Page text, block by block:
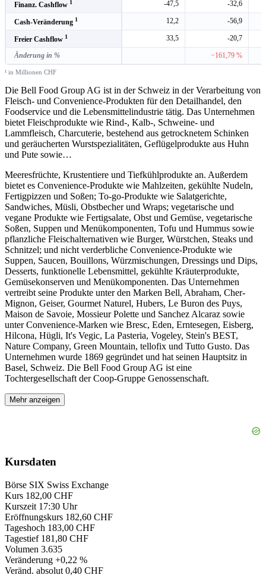
Finanz. Cashflow 1 -47,5 -32,6
Cash-Veränderung 1 12,2 -56,9
Freier Cashflow 1 33,5 -20,7
Änderung in % −161,79 %
¹ in Millionen CHF
Die Bell Food Group AG ist in der Schweiz in der Verarbeitung von
Fleisch- und Convenience-Produkten für den Detailhandel, den
Foodservice und die Lebensmittelindustrie tätig. Das Unternehmen
bietet Fleischprodukte wie Rind-, Kalb-, Schweine- und
Lammfleisch, Charcuterie, bestehend aus getrocknetem Schinken
und geräucherten Wurstspezialitäten, Geflügelprodukte aus Huhn
und Pute sowie…
Meeresfrüchte, Krustentiere und Tiefkühlprodukte an. Außerdem
bietet es Convenience-Produkte wie Mahlzeiten, gekühlte Nudeln,
Fertigpizzen und Soßen; To-go-Produkte wie Salatgerichte,
Sandwiches, Müsli, Obstbecher und Wraps; vegetarische und
vegane Produkte wie Fertigsalate, Obst und Gemüse, vegetarische
Soßen, Suppen und Menükomponenten, Tofu und Hummus sowie
pflanzliche Fleischalternativen wie Burger, Würstchen, Steaks und
Schnitzel; und nicht verderbliche Convenience-Produkte wie
Suppen, Saucen, Bouillons, Würzmischungen, Dressings und Dips,
Desserts, funktionelle Lebensmittel, gekühlte Kräuterprodukte,
Gemüsekonserven und Menükomponenten. Das Unternehmen
vertreibt seine Produkte unter den Marken Bell, Abraham, Cher-
Mignon, Geiser, Gourmet Naturel, Hubers, Le Buron des Puys,
Maison de Savoie, Mossieur Polette und Sanchez Alcaraz sowie
unter Convenience-Marken wie Bresc, Eden, Erntesegen, Eisberg,
Hilcona, Hügli, It's Vegic, La Pasteria, Vogeley, Stein's BEST,
Nature Company, Green Mountain, tellofix und Tutto Gusto. Das
Unternehmen wurde 1869 gegründet und hat seinen Hauptsitz in
Basel, Schweiz. Die Bell Food Group AG ist eine
Tochtergesellschaft der Coop-Gruppe Genossenschaft.
Mehr anzeigen
Kursdaten
Börse SIX Swiss Exchange
Kurs 182,00 CHF
Kurszeit 17:30 Uhr
Eröffnungskurs 182,60 CHF
Tageshoch 183,00 CHF
Tagestief 181,80 CHF
Volumen 3.635
Veränderung +0,22 %
Veränd. absolut 0,40 CHF